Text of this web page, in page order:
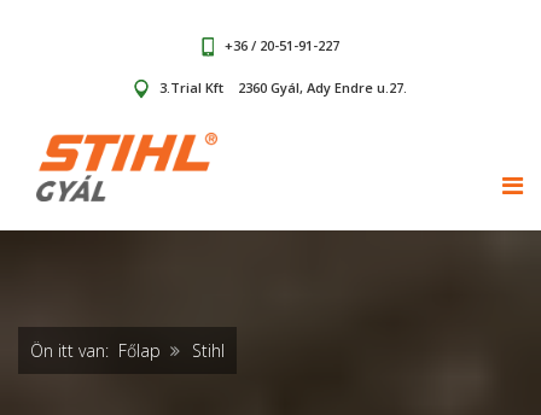
+36 / 20-51-91-227
3.Trial Kft 2360 Gyál, Ady Endre u.27.
Ön itt van: Főlap Stihl